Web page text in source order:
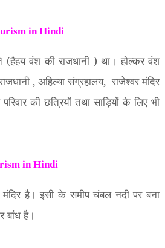
in Hindi
(हैहय वंश की राजधानी ) था। होल्कर वंश
,अहिल्या संग्रहालय, राजेश्वर मंदिर
की छत्रियों तथा साड़ियों के लिए भी
in Hindi
मंदिर है। इसी के समीप चंबल नदी पर बना
बांध है।